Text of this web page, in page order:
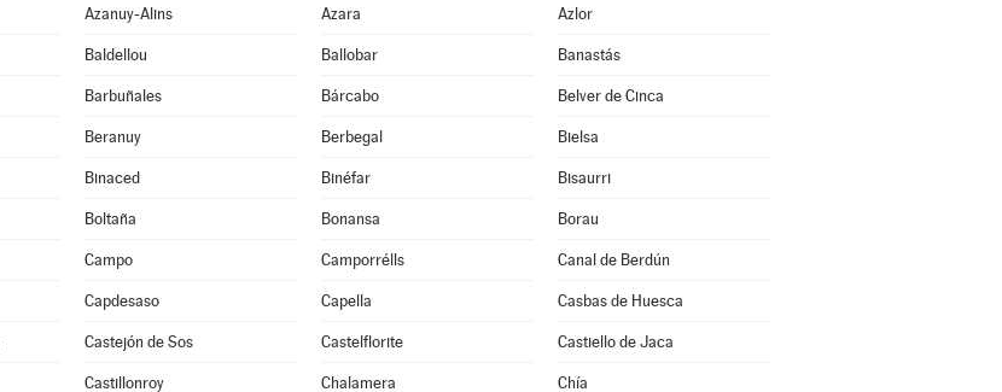
Azanuy-Alins Azara Azlor
Baldellou Ballobar Banastás
Barbuñales Bárcabo Belver de Cinca
Beranuy Berbegal Bielsa
Binaced Binéfar Bisaurri
Boltaña Bonansa Borau
Campo Camporrélls Canal de Berdún
Capdesaso Capella Casbas de Huesca
Castejón de Sos Castelflorite Castiello de Jaca
Castillonroy Chalamera Chía